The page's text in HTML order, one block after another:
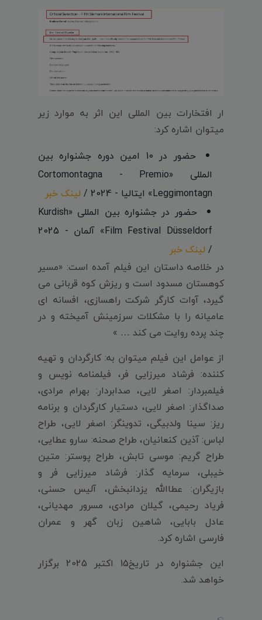
ار افتخارات بین المللی این اثر به موارد زیر
میتوان اشاره کرد:
حضور در 10 امین دوره جشنواره بین
المللی «Cortomontagna - Premio
Leggimontagn» ایتالیا - 2024 /
لینک خبر
حضور در جشنواره بین المللی «Kurdish
Film Festival Düsseldorf» آلمان - 2025
/ لینک خبر
در خلاصه داستان این فیلم آمده است: «مسیر
کوهستان مسدود است و ریزش کوه قربانی می
گیرد، آوات کارگر شرکت راهسازی، افسانه ای
عامیانه را با مشکلات سرزمینش آمیخته و در
چند پرده روایت می کند … »
از عوامل این فیلم میتوان به: کارگردان و تهیه
کننده: فرشاد میرزایی فر، فیلمنامه نویس و
فیلمبردار: اصغر لایی، صدابردار: بهرام مرادی،
صداگذار: اصغر لایی، دستیار کارگردان و برنامه
ریز: سینا ولدبیگی، تدوینگر: اصغر لایی، طراح
لباس: آذین کنعانیان، طراح صحنه: سارو عطایی،
طراح گریم: موسی تابش، طراح پوستر: متین
خیبلی، سرمایه گذار: فرشاد میرزایی فر و
بازیگران: عطاالله یزدانبخش، آلیس حسنی،
فریاد رحیمی، گیلان مرادی، مسرور مهدیانی،
عادل بابایی، شاهین زبان گهر و عمران
فارسی اشاره کرد.
این جشنواره در تاریخ15 اکتبر 2025 برگزار
خواهد شد.